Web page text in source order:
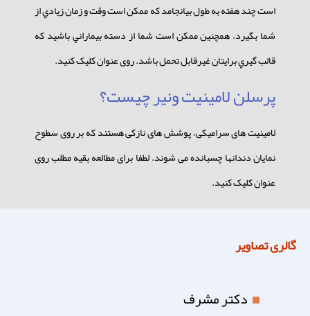
است چند هفته به طول بيانجامد که ممكن است وقت و زمان زيادي از
شما بگيرد. همچنين ممكن است شما از دسته بيماراني باشيد كه
قالب گيري برايتان غيرقابل تحمل باشد. روی عنوان کلیک کنید.
پرسلن لامینیت ونیر چیست؟
لامینیت های سرامیکی، پوشش های نازکی هستند که بر روی سطوح
نمایان دندانها چسبانده می شوند. لطفا برای مطالعه بقیه مطلب روی
عنوان کلیک کنید.
گالری تصاویر
دکتر مشرف